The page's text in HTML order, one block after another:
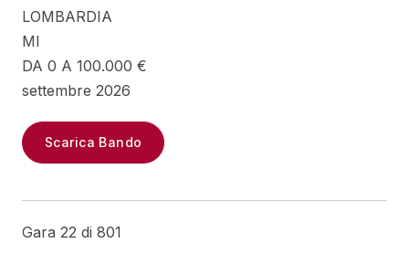
LOMBARDIA
MI
DA 0 A 100.000 €
settembre 2026
Scarica Bando
Gara 22 di 801